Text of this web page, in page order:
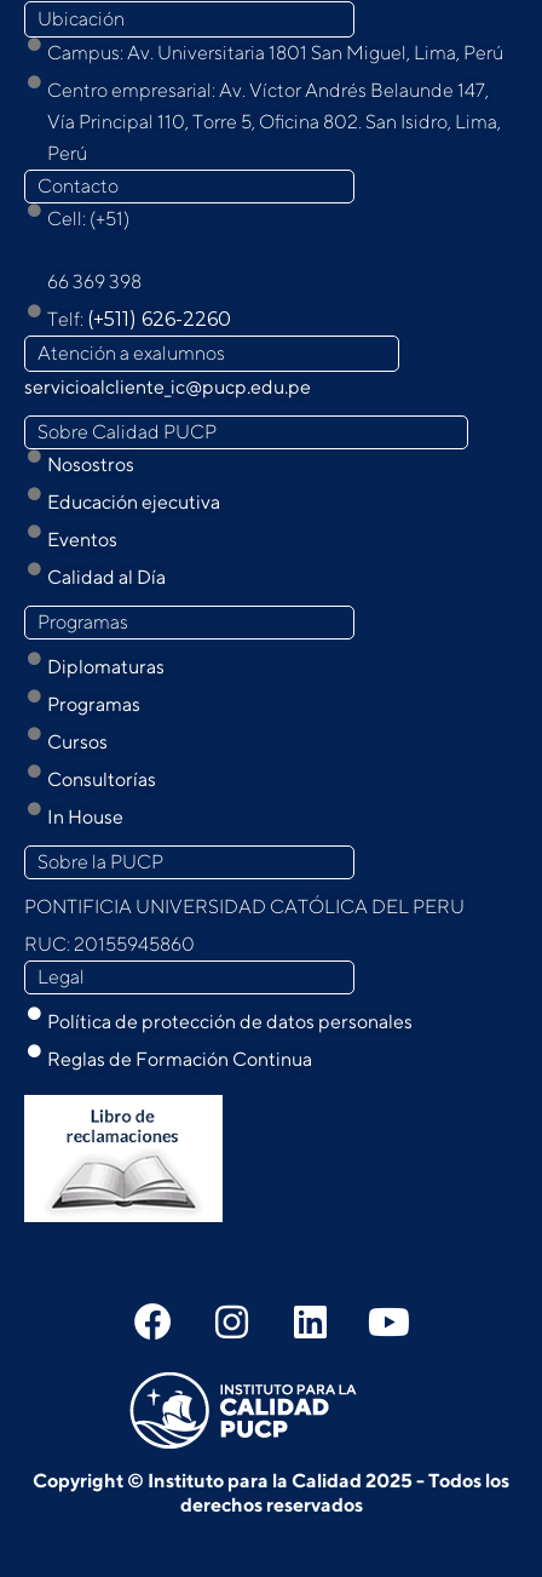
Ubicación
Campus: Av. Universitaria 1801 San Miguel, Lima, Perú
Centro empresarial: Av. Víctor Andrés Belaunde 147,
Vía Principal 110, Torre 5, Oﬁcina 802. San Isidro, Lima,
Perú
Contacto
Cell: (+51)
66 369 398
Telf: (+511) 626-2260
Atención a exalumnos
servicioalcliente_ic@pucp.edu.pe
Sobre Calidad PUCP
Nosostros
Educación ejecutiva
Eventos
Calidad al Día
Programas
Diplomaturas
Programas
Cursos
Consultorías
In House
Sobre la PUCP
PONTIFICIA UNIVERSIDAD CATÓLICA DEL PERU
RUC: 20155945860
Legal
Política de protección de datos personales
Reglas de Formación Continua
Copyright © Instituto para la Calidad 2025 - Todos los
derechos reservados